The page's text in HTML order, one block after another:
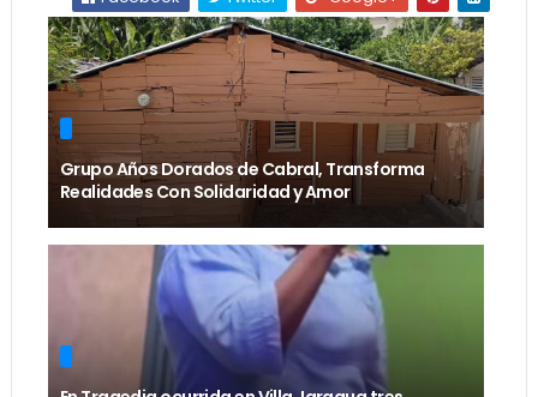
Grupo Años Dorados de Cabral, Transforma
Realidades Con Solidaridad y Amor